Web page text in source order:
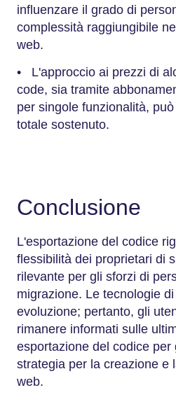
influenzare il grado di
complessità raggiungibile
web.
• L'approccio ai prezzi di
code, sia tramite
per singole funzionalità,
totale sostenuto.
Conclusione
L'esportazione del codice
flessibilità dei proprietari di
rilevante per gli sforzi di
migrazione. Le tecnologie
evoluzione; pertanto, gli
rimanere informati sulle
esportazione del codice
strategia per la creazione e
web.